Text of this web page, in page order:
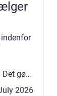
gør
2026